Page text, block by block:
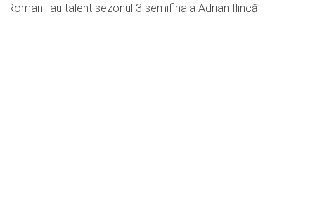
Romanii au talent sezonul 3 semifinala Adrian Ilincă